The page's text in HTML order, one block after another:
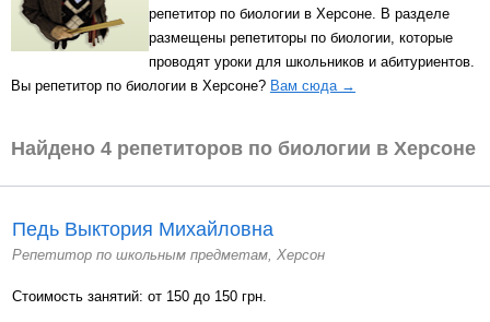
репетитор по биологии в Херсоне. В разделе
размещены репетиторы по биологии, которые
проводят уроки для школьников и абитуриентов.
Вы репетитор по биологии в Херсоне? Вам сюда →
Найдено 4 репетиторов по биологии в Херсоне
Педь Выктория Михайловна
Репетитор по школьным предметам, Херсон
Стоимость занятий: от 150 до 150 грн.